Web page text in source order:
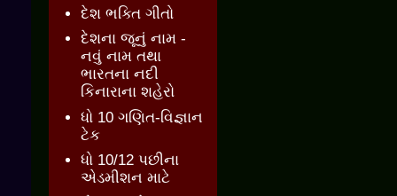
દેશ ભક્તિ ગીતો
દેશના જૂનું નામ -
નવું નામ તથા
ભારતના નદી
કિનારાના શહેરો
ધો 10 ગણિત-વિજ્ઞાન
ટેક
ધો 10/12 પછીના
એડમીશન માટે